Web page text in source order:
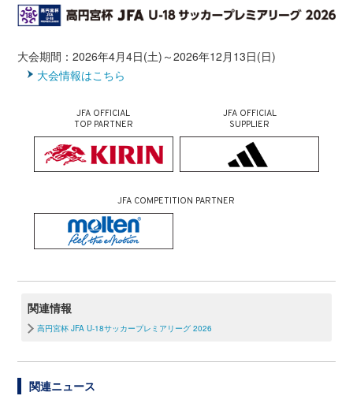
大会期間：2026年4月4日(土)～2026年12月13日(日)
大会情報はこちら
JFA OFFICIAL
TOP PARTNER
JFA OFFICIAL
SUPPLIER
JFA COMPETITION PARTNER
関連情報
高円宮杯 JFA U-18サッカープレミアリーグ 2026
関連ニュース